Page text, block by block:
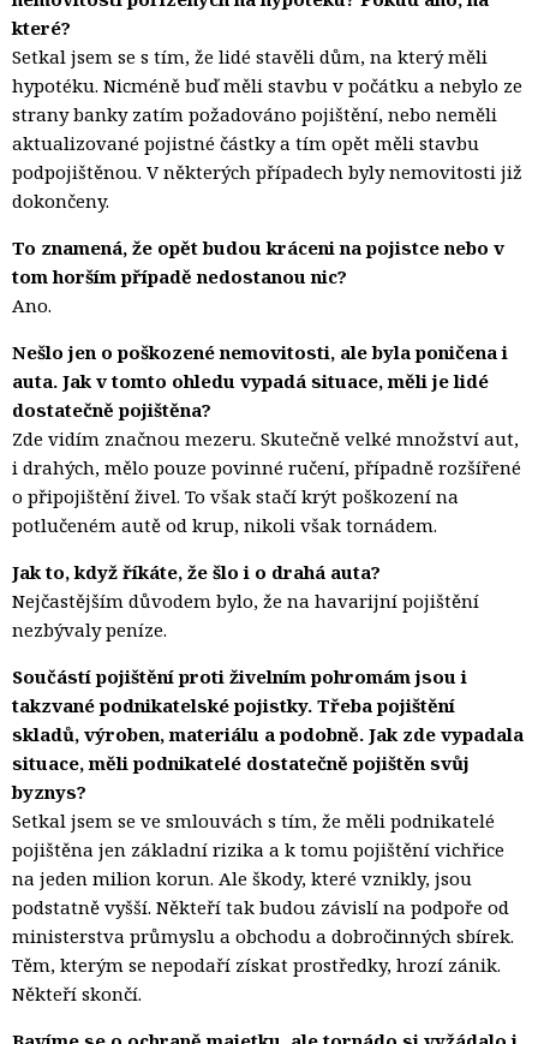
které?
Setkal jsem se s tím, že lidé stavěli dům, na který měli
hypotéku. Nicméně buď měli stavbu v počátku a nebylo ze
strany banky zatím požadováno pojištění, nebo neměli
aktualizované pojistné částky a tím opět měli stavbu
podpojištěnou. V některých případech byly nemovitosti již
dokončeny.
To znamená, že opět budou kráceni na pojistce nebo v
tom horším případě nedostanou nic?
Ano.
Nešlo jen o poškozené nemovitosti, ale byla poničena i
auta. Jak v tomto ohledu vypadá situace, měli je lidé
dostatečně pojištěna?
Zde vidím značnou mezeru. Skutečně velké množství aut,
i drahých, mělo pouze povinné ručení, případně rozšířené
o připojištění živel. To však stačí krýt poškození na
potlučeném autě od krup, nikoli však tornádem.
Jak to, když říkáte, že šlo i o drahá auta?
Nejčastějším důvodem bylo, že na havarijní pojištění
nezbývaly peníze.
Součástí pojištění proti živelním pohromám jsou i
takzvané podnikatelské pojistky. Třeba pojištění
skladů, výroben, materiálu a podobně. Jak zde vypadala
situace, měli podnikatelé dostatečně pojištěn svůj
byznys?
Setkal jsem se ve smlouvách s tím, že měli podnikatelé
pojištěna jen základní rizika a k tomu pojištění vichřice
na jeden milion korun. Ale škody, které vznikly, jsou
podstatně vyšší. Někteří tak budou závislí na podpoře od
ministerstva průmyslu a obchodu a dobročinných sbírek.
Těm, kterým se nepodaří získat prostředky, hrozí zánik.
Někteří skončí.